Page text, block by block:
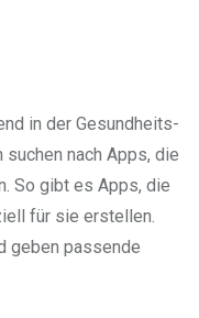
in der Gesundheits-
nach Apps, die
So gibt es Apps, die
für sie erstellen.
geben passende